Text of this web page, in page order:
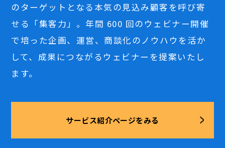
のターゲットとなる本気の見込み顧客を呼び寄
せる「集客力」。年間 600 回のウェビナー開催
で培った企画、運営、商談化のノウハウを活か
して、成果につながるウェビナーを提案いたし
ます。
サービス紹介ページをみる